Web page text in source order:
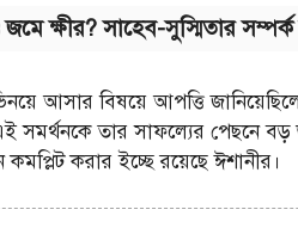
জমে ক্ষীর? সাহেব-সুস্মিতার
আসার বিষয়ে আপত্তি
সমর্থনকে তার সাফল্যের পেছনে
করার ইচ্ছে রয়েছে ঈশানীর।